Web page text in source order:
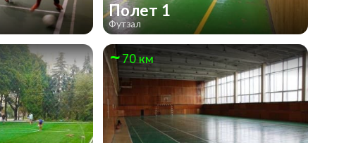
Полет 1
Футзал
70 км